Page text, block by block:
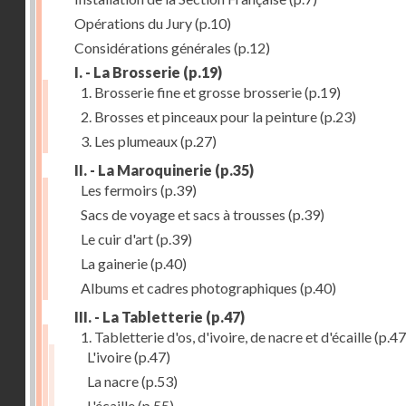
Opérations du Jury(p.10)
Considérations générales (p.12)
I. - La Brosserie (p.19)
1. Brosserie fine et grosse brosserie(p.19)
2. Brosses et pinceaux pour la peinture(p.23)
3. Les plumeaux(p.27)
II. - La Maroquinerie (p.35)
Les fermoirs (p.39)
Sacs de voyage et sacs à trousses (p.39)
Le cuir d'art(p.39)
La gainerie(p.40)
Albums et cadres photographiques (p.40)
III. - La Tabletterie (p.47)
1. Tabletterie d'os, d'ivoire, de nacre et d'écaille
L'ivoire(p.47)
La nacre(p.53)